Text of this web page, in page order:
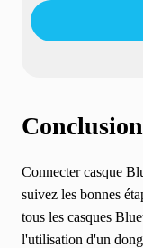
Confort de port
Les coussinets
compatibilité Hi-
Passez
écouter de la
Conclusion
Connecter casque
suivez les bonnes
tous les casques
l'utilisation d'un